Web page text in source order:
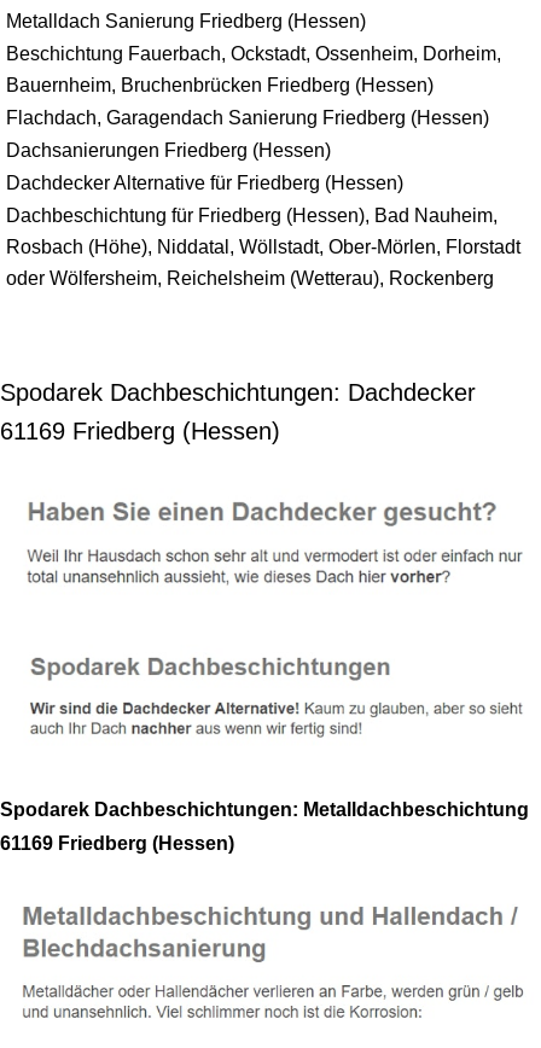
Metalldach Sanierung Friedberg (Hessen)
Beschichtung Fauerbach, Ockstadt, Ossenheim, Dorheim,
Bauernheim, Bruchenbrücken Friedberg (Hessen)
Flachdach, Garagendach Sanierung Friedberg (Hessen)
Dachsanierungen Friedberg (Hessen)
Dachdecker Alternative für Friedberg (Hessen)
Dachbeschichtung für Friedberg (Hessen), Bad Nauheim,
Rosbach (Höhe), Niddatal, Wöllstadt, Ober-Mörlen, Florstadt
oder Wölfersheim, Reichelsheim (Wetterau), Rockenberg
Spodarek Dachbeschichtungen: Dachdecker
61169 Friedberg (Hessen)
Spodarek Dachbeschichtungen: Metalldachbeschichtung
61169 Friedberg (Hessen)